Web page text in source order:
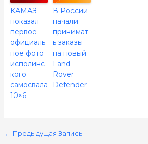
КАМАЗ
показал
первое
официаль
ное фото
исполинс
кого
самосвала
10×6
В России
начали
принимат
ь заказы
на новый
Land
Rover
Defender
← Предыдущая Запись